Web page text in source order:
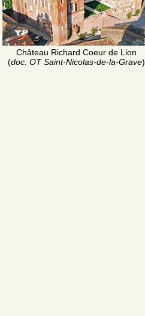
Château Richard Coeur de Lion
(doc. OT Saint-Nicolas-de-la-Grave)